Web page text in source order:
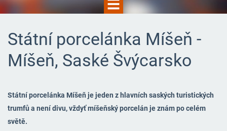
Státní porcelánka Míšeň -
Míšeň, Saské Švýcarsko
Státní porcelánka Míšeň je jeden z hlavních saských turistických
trumfů a není divu, vždyť míšeňský porcelán je znám po celém
světě.